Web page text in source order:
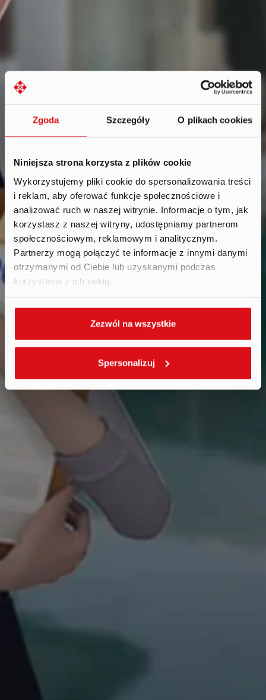
Zgoda Szczegóły O plikach cookies
Niniejsza strona korzysta z plików cookie
Wykorzystujemy pliki cookie do spersonalizowania treści
i reklam, aby oferować funkcje społecznościowe i
analizować ruch w naszej witrynie. Informacje o tym, jak
korzystasz z naszej witryny, udostępniamy partnerom
społecznościowym, reklamowym i analitycznym.
Partnerzy mogą połączyć te informacje z innymi danymi
otrzymanymi od Ciebie lub uzyskanymi podczas
korzystania z ich usług.
Zezwól na wszystkie
Spersonalizuj
Reports.